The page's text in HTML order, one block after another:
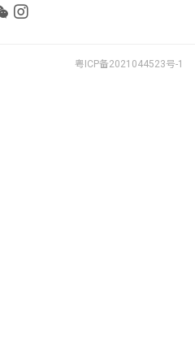
粤ICP备2021044523号-1